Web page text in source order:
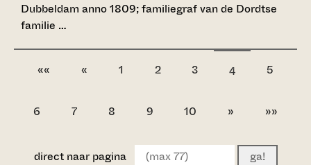
Dubbeldam anno 1809; familiegraf van de Dordtse
familie …
«« « 1 2 3 4 5
6 7 8 9 10 » »»
direct naar pagina ga!